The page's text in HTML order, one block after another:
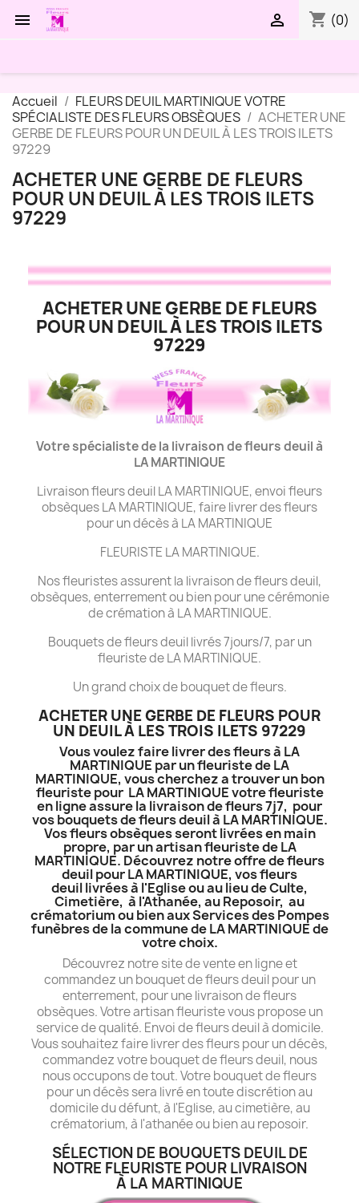
 shopping_cart (0)

Accueil
FLEURS DEUIL MARTINIQUE VOTRE
SPÉCIALISTE DES FLEURS OBSÈQUES
ACHETER UNE
GERBE DE FLEURS POUR UN DEUIL À LES TROIS ILETS
97229
ACHETER UNE GERBE DE FLEURS
POUR UN DEUIL À LES TROIS ILETS
97229
ACHETER UNE GERBE DE FLEURS
POUR UN DEUIL À LES TROIS ILETS
97229
Votre spécialiste de la livraison de fleurs deuil à
LA MARTINIQUE
Livraison fleurs deuil LA MARTINIQUE, envoi fleurs
obsèques LA MARTINIQUE, faire livrer des fleurs
pour un décès à LA MARTINIQUE
FLEURISTE LA MARTINIQUE.
Nos fleuristes assurent la livraison de fleurs deuil,
obsèques, enterrement ou bien pour une cérémonie
de crémation à LA MARTINIQUE.
Bouquets de fleurs deuil livrés 7jours/7, par un
fleuriste de LA MARTINIQUE.
Un grand choix de bouquet de fleurs.
ACHETER UNE GERBE DE FLEURS POUR
UN DEUIL À LES TROIS ILETS 97229
Vous voulez faire livrer des fleurs à LA
MARTINIQUE par un fleuriste de LA
MARTINIQUE, vous cherchez a trouver un bon
fleuriste pour LA MARTINIQUE votre fleuriste
en ligne assure la livraison de fleurs 7j7, pour
vos bouquets de fleurs deuil à LA MARTINIQUE.
Vos fleurs obsèques seront livrées en main
propre, par un artisan fleuriste de LA
MARTINIQUE. Découvrez notre offre de fleurs
deuil pour LA MARTINIQUE, vos fleurs
deuil livrées à l'Eglise ou au lieu de Culte,
Cimetière, à l'Athanée, au Reposoir, au
crématorium ou bien aux Services des Pompes
funèbres de la commune de LA MARTINIQUE de
votre choix.
Découvrez notre site de vente en ligne et
commandez un bouquet de fleurs deuil pour un
enterrement, pour une livraison de fleurs
obsèques. Votre artisan fleuriste vous propose un
service de qualité. Envoi de fleurs deuil à domicile.
Vous souhaitez faire livrer des fleurs pour un décès,
commandez votre bouquet de fleurs deuil, nous
nous occupons de tout. Votre bouquet de fleurs
pour un décès sera livré en toute discrétion au
domicile du défunt, à l'Eglise, au cimetière, au
crématorium, à l'athanée ou bien au reposoir.
SÉLECTION DE BOUQUETS DEUIL DE
NOTRE FLEURISTE POUR LIVRAISON
À LA MARTINIQUE